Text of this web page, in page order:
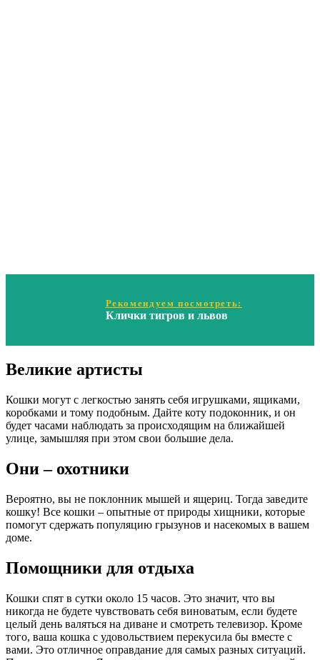
Рекомендуем посмотреть:
Клички тигров и львов
Великие артисты
Кошки могут с легкостью занять себя игрушками, ящиками,
коробками и тому подобным. Дайте коту подоконник, и он
будет часами наблюдать за происходящим на ближайшей
улице, замышляя при этом свои большие дела.
Они – охотники
Вероятно, вы не поклонник мышей и ящериц. Тогда заведите
кошку! Все кошки – опытные от природы хищники, которые
помогут сдержать популяцию грызунов и насекомых в вашем
доме.
Помощники для отдыха
Кошки спят в сутки около 15 часов. Это значит, что вы
никогда не будете чувствовать себя виноватым, если будете
целый день валяться на диване и смотреть телевизор. Кроме
того, ваша кошка с удовольствием перекусила бы вместе с
вами. Это отличное оправдание для самых разных ситуаций.